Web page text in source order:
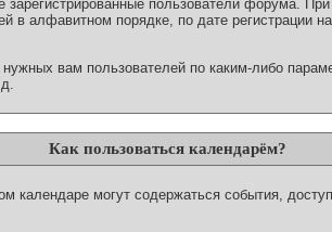
зарегистрированные пользователи форума.
в алфавитном порядке, по дате регистрации
нужных вам пользователей по каким-либо
Как пользоваться календарём?
календаре могут содержаться события,